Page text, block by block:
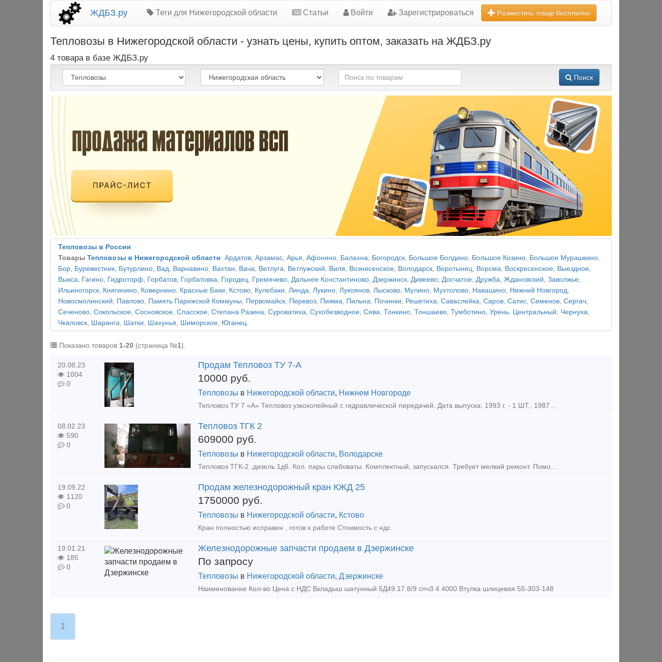
ЖДБЗ.ру Теги для Нижегородской области Статьи Войти Зарегистрироваться Разместить товар бесплатно
Тепловозы в Нижегородской области - узнать цены, купить оптом, заказать на ЖДБЗ.ру
4 товара в базе ЖДБЗ.ру
Поиск
Тепловозы в России
Товары Тепловозы в Нижегородской области: Ардатов, Арзамас, Арья, Афонино, Балахна, Богородск, Большое Болдино, Большое Козино, Большое Мурашкино,
Бор, Буревестник, Бутурлино, Вад, Варнавино, Вахтан, Вача, Ветлуга, Ветлужский, Виля, Вознесенское, Володарск, Воротынец, Ворсма, Воскресенское, Выездное,
Выкса, Гагино, Гидроторф, Горбатов, Горбатовка, Городец, Гремячево, Дальнее Константиново, Дзержинск, Дивеево, Досчатое, Дружба, Ждановский, Заволжье,
Ильиногорск, Княгинино, Ковернино, Красные Баки, Кстово, Кулебаки, Линда, Лукино, Лукоянов, Лысково, Мулино, Мухтолово, Навашино, Нижний Новгород,
Новосмолинский, Павлово, Память Парижской Коммуны, Первомайск, Перевоз, Пижма, Пильна, Починки, Решетиха, Саваслейка, Саров, Сатис, Семенов, Сергач,
Сеченово, Сокольское, Сосновское, Спасское, Степана Разина, Суроватиха, Сухобезводное, Сява, Тонкино, Тоншаево, Тумботино, Урень, Центральный, Чернуха,
Чкаловск, Шаранга, Шатки, Шахунья, Шиморское, Юганец
Показано товаров 1-20 (страница №1).
20.08.23
1004
0
Продам Тепловоз ТУ 7-А
10000 руб.
Тепловозы в Нижегородской области, Нижнем Новгороде
Тепловоз ТУ 7 «А» Тепловоз узкоколейный с гидравлической передачей. Дата выпуска: 1993 г. - 1 ШТ., 1987 Г. 2 ШТ. Тип и мощность дизеля, л.с. 400 л.с., 4 –х тактный Тип передачи: гидравлическая УГП
08.02.23
590
0
Тепловоз ТГК 2
609000 руб.
Тепловозы в Нижегородской области, Володарске
Тепловоз ТГК-2 .дизель 1д6. Кол. пары слабоваты. Комплектный, запускался. Требует мелкий ремонт. Поможем в отправке и в восстановлении тепловоза. Без документов . Продается в рамках банкротства
19.09.22
1120
0
Продам железнодорожный кран КЖД 25
1750000 руб.
Тепловозы в Нижегородской области, Кстово
Кран полностью исправен , готов к работе Стоимость с ндс
19.01.21
185
0
Железнодорожные запчасти продаем в Дзержинске
По запросу
Тепловозы в Нижегородской области, Дзержинске
Наименование Кол-во Цена с НДС Вкладыш шатунный 5Д49.17.8/9 спч3 4 4000 Втулка шлицевая 55-303-148
1